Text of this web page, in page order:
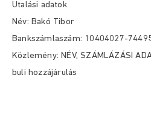
Utalási adatok
Név: Bakó Tibor
Bankszámlaszám: 10404027-
Közlemény: NÉV, SZÁMLÁZÁSI
buli hozzájárulás